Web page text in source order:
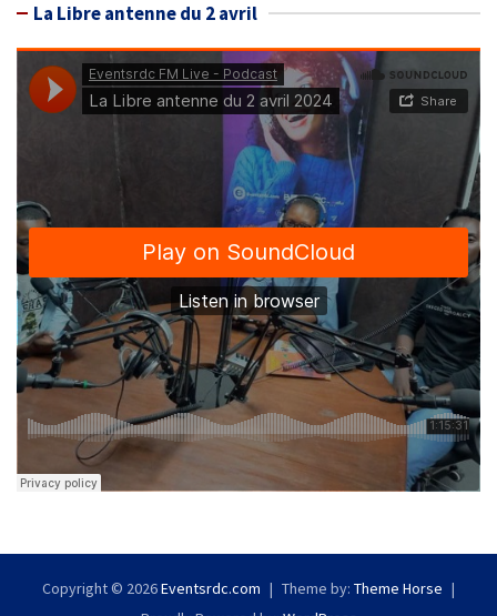
La Libre antenne du 2 avril
Copyright © 2026Eventsrdc.com Theme by: Theme Horse